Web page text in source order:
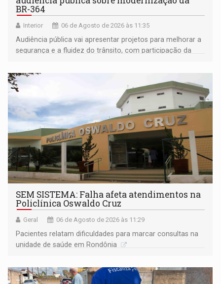
BR-364
Interior 06 de Agosto de 2026 às 11:35
Audiência pública vai apresentar projetos para melhorar a
segurança e a fluidez do trânsito, com participação da
SEM SISTEMA: Falha afeta atendimentos na
Policlínica Oswaldo Cruz
Geral 06 de Agosto de 2026 às 11:29
Pacientes relatam dificuldades para marcar consultas na
unidade de saúde em Rondônia